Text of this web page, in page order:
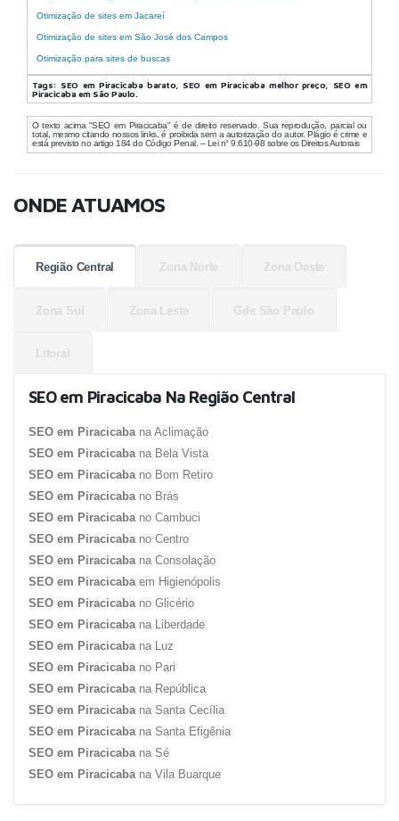
Otimização de sites em Jacareí
Otimização de sites em São José dos Campos
Otimização para sites de buscas
Tags: SEO em Piracicaba barato, SEO em Piracicaba melhor preço, SEO em
Piracicaba em São Paulo.
O texto acima "SEO em Piracicaba" é de direito reservado. Sua reprodução, parcial ou
total, mesmo citando nossos links, é proibida sem a autorização do autor. Plágio é crime e
está previsto no artigo 184 do Código Penal. – Lei n° 9.610-98 sobre os Direitos Autorais
ONDE ATUAMOS
Região Central Zona Norte Zona Oeste
Zona Sul Zona Leste Gde São Paulo
Litoral
SEO em Piracicaba Na Região Central
SEO em Piracicabana Aclimação
SEO em Piracicabana Bela Vista
SEO em Piracicabano Bom Retiro
SEO em Piracicabano Brás
SEO em Piracicabano Cambuci
SEO em Piracicabano Centro
SEO em Piracicabana Consolação
SEO em Piracicabaem Higienópolis
SEO em Piracicabano Glicério
SEO em Piracicabana Liberdade
SEO em Piracicabana Luz
SEO em Piracicabano Pari
SEO em Piracicabana República
SEO em Piracicabana Santa Cecília
SEO em Piracicabana Santa Efigênia
SEO em Piracicabana Sé
SEO em Piracicabana Vila Buarque